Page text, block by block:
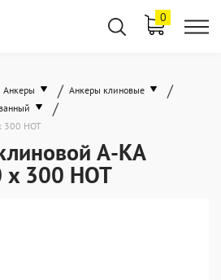
0
Анкеры / Анкеры клиновые /
/
300 HOT
А-КА
300 HOT